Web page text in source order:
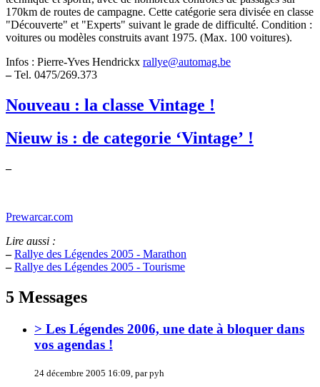
170km de routes de campagne. Cette catégorie sera divisée en classe
"Découverte" et "Experts" suivant le grade de difficulté. Condition :
voitures ou modèles construits avant 1975. (Max. 100 voitures).
Infos : Pierre-Yves Hendrickx rallye@automag.be
–Tel. 0475/269.373
Nouveau : la classe Vintage !
Nieuw is : de categorie ‘Vintage’ !
–
Prewarcar.com
Lire aussi :
– Rallye des Légendes 2005 - Marathon
– Rallye des Légendes 2005 - Tourisme
5 Messages
> Les Légendes 2006, une date à bloquer dans
vos agendas !
24 décembre 2005 16:09, par pyh